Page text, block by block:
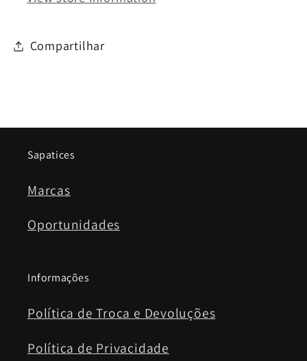
Compartilhar
Sapatices
Marcas
Oportunidades
Informações
Política de Troca e Devoluções
Política de Privacidade